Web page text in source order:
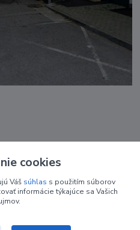
205cookies
Váš súhlas s použitím súborov
informácie týkajúce sa Vašich